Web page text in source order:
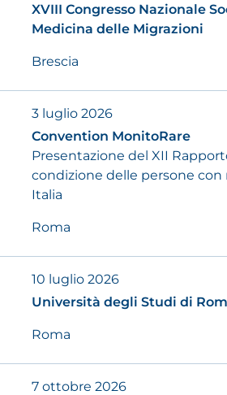
XVIII Congresso Nazionale
Medicina delle Migrazioni
Brescia
3 luglio 2026
Convention MonitoRare
Presentazione del XII
condizione delle persone con
Italia
Roma
10 luglio 2026
Università degli Studi di
Roma
7 ottobre 2026